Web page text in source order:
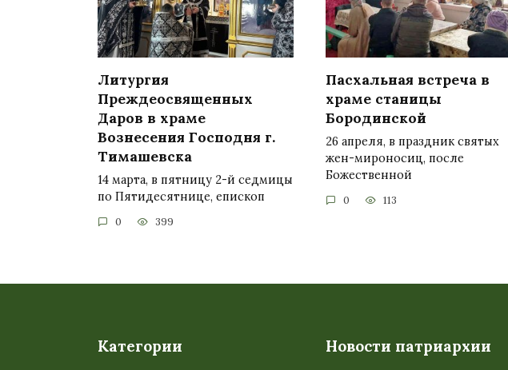
Литургия
Преждеосвященных
Даров в храме
Вознесения Господня г.
Тимашевска
14 марта, в пятницу 2-й седмицы
по Пятидесятнице, епископ
0 399
Пасхальная встреча в
храме станицы
Бородинской
26 апреля, в праздник святых
жен-мироносиц, после
Божественной
0 113
Категории Новости патриархии